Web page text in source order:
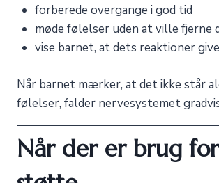
forberede overgange i god tid
møde følelser uden at ville fjerne
vise barnet, at dets reaktioner
Når barnet mærker, at det ikke står
følelser, falder nervesystemet
Når der er brug